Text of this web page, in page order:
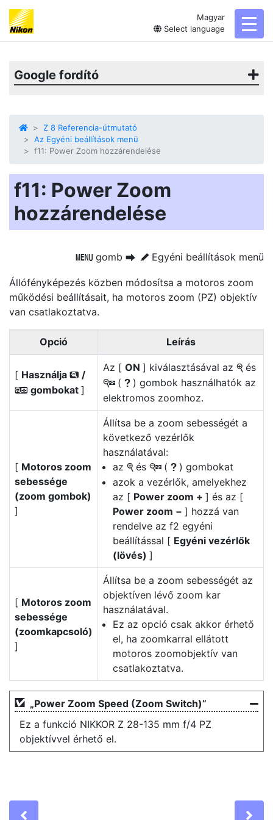
Magyar
Select language
Google fordító
Z 8 Referencia-útmutató
Az Egyéni beállítások menü
f11: Power Zoom hozzárendelése
f11: Power Zoom
hozzárendelése
G gomb U A Egyéni beállítások menü
Állófényképezés közben módosítsa a motoros zoom
működési beállításait, ha motoros zoom (PZ) objektív
van csatlakoztatva.
Opció Leírás
[ Használja x /
w gombokat ]
Az [ ON ] kiválasztásával az X és
W ( Q ) gombok használhatók az
elektromos zoomhoz.
[ Motoros zoom
sebessége
(zoom gombok)
]
Állítsa be a zoom sebességét a
következő vezérlők
használatával:
az X és W ( Q ) gombokat
azok a vezérlők, amelyekhez
az [ Power zoom + ] és az [
Power zoom − ] hozzá van
rendelve az f2 egyéni
beállítással [ Egyéni vezérlők
(lövés) ]
[ Motoros zoom
sebessége
(zoomkapcsoló)
]
Állítsa be a zoom sebességét az
objektíven lévő zoom kar
használatával.
Ez az opció csak akkor érhető
el, ha zoomkarral ellátott
motoros zoomobjektív van
csatlakoztatva.
„Power Zoom Speed (Zoom Switch)”
Ez a funkció NIKKOR Z 28-135 mm f/4 PZ
objektívvel érhető el.